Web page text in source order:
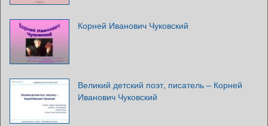
Корней Иванович Чуковский
Великий детский поэт, писатель – Корней
Иванович Чуковский